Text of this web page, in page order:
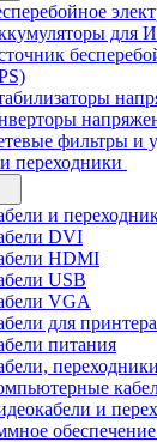
для
фильтры и
переходники
и
DVI
HDMI
USB
VGA
для принтера
питания
переходники
и
обеспечение